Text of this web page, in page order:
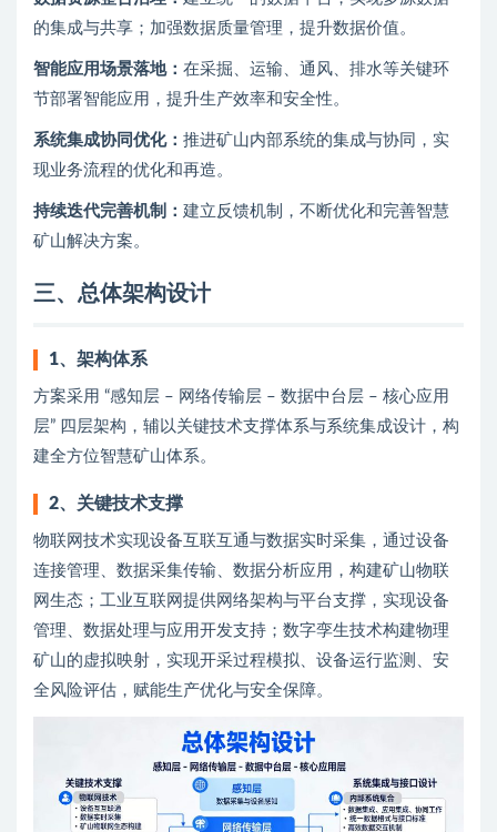
的集成与共享；加强数据质量管理，提升数据价值。
智能应用场景落地： 在采掘、运输、通风、排水等关键环
节部署智能应用，提升生产效率和安全性。
系统集成协同优化： 推进矿山内部系统的集成与协同，实
现业务流程的优化和再造。
持续迭代完善机制： 建立反馈机制，不断优化和完善智慧
矿山解决方案。
三、 总体架构设计
1、 架构体系
方案采用 “感知层 – 网络传输层 – 数据中台层 – 核心应用
层” 四层架构，辅以关键技术支撑体系与系统集成设计，构
建全方位智慧矿山体系。
2、 关键技术支撑
物联网技术实现设备互联互通与数据实时采集，通过设备
连接管理、数据采集传输、数据分析应用，构建矿山物联
网生态；工业互联网提供网络架构与平台支撑，实现设备
管理、数据处理与应用开发支持；数字孪生技术构建物理
矿山的虚拟映射，实现开采过程模拟、设备运行监测、安
全风险评估，赋能生产优化与安全保障。